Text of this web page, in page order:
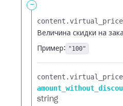
-
content.​
Величина скидки на
Пример: "100"
content.​
string